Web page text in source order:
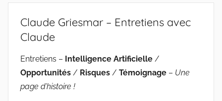
de
CLAUDE
GRIESMAR
lectures
favoritesClaude Griesmar – Entretiens avec
Claude
Entretiens – Intelligence Artificielle /
Opportunités / Risques / Témoignage – Une
page d’histoire !